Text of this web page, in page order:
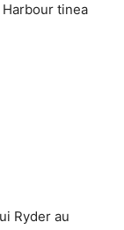
tinea
Ryder au